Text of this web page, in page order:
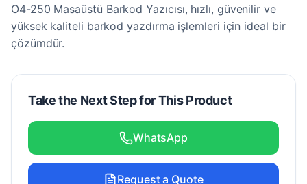
O4-250 Masaüstü Barkod Yazıcısı, hızlı, güvenilir ve
yüksek kaliteli barkod yazdırma işlemleri için ideal bir
çözümdür.
Take the Next Step for This Product
WhatsApp
Request a Quote